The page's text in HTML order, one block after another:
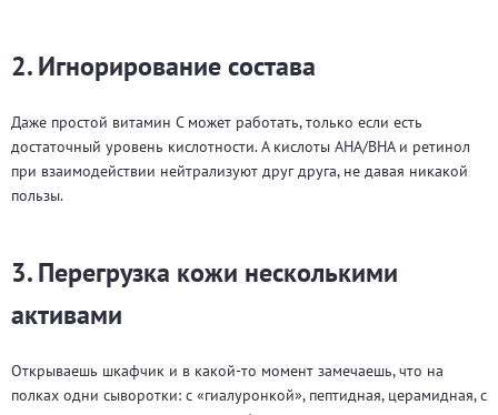
2. Игнорирование состава
Даже простой витамин C может работать, только если есть
достаточный уровень кислотности. А кислоты AHA/BHA и ретинол
при взаимодействии нейтрализуют друг друга, не давая никакой
пользы.
3. Перегрузка кожи несколькими
активами
Открываешь шкафчик и в какой-то момент замечаешь, что на
полках одни сыворотки: с «гиалуронкой», пептидная, церамидная, с